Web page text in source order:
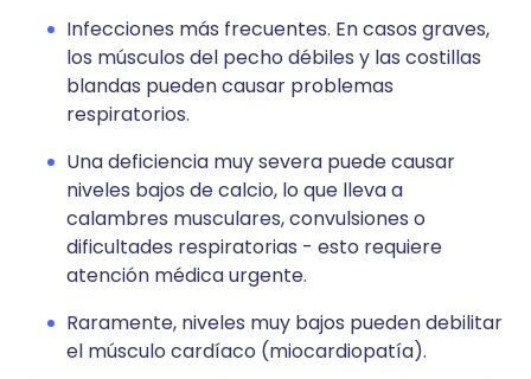
Infecciones más frecuentes. En casos graves,
los músculos del pecho débiles y las costillas
blandas pueden causar problemas
respiratorios.
Una deficiencia muy severa puede causar
niveles bajos de calcio, lo que lleva a
calambres musculares, convulsiones o
dificultades respiratorias - esto requiere
atención médica urgente.
Raramente, niveles muy bajos pueden debilitar
el músculo cardíaco (miocardiopatía).